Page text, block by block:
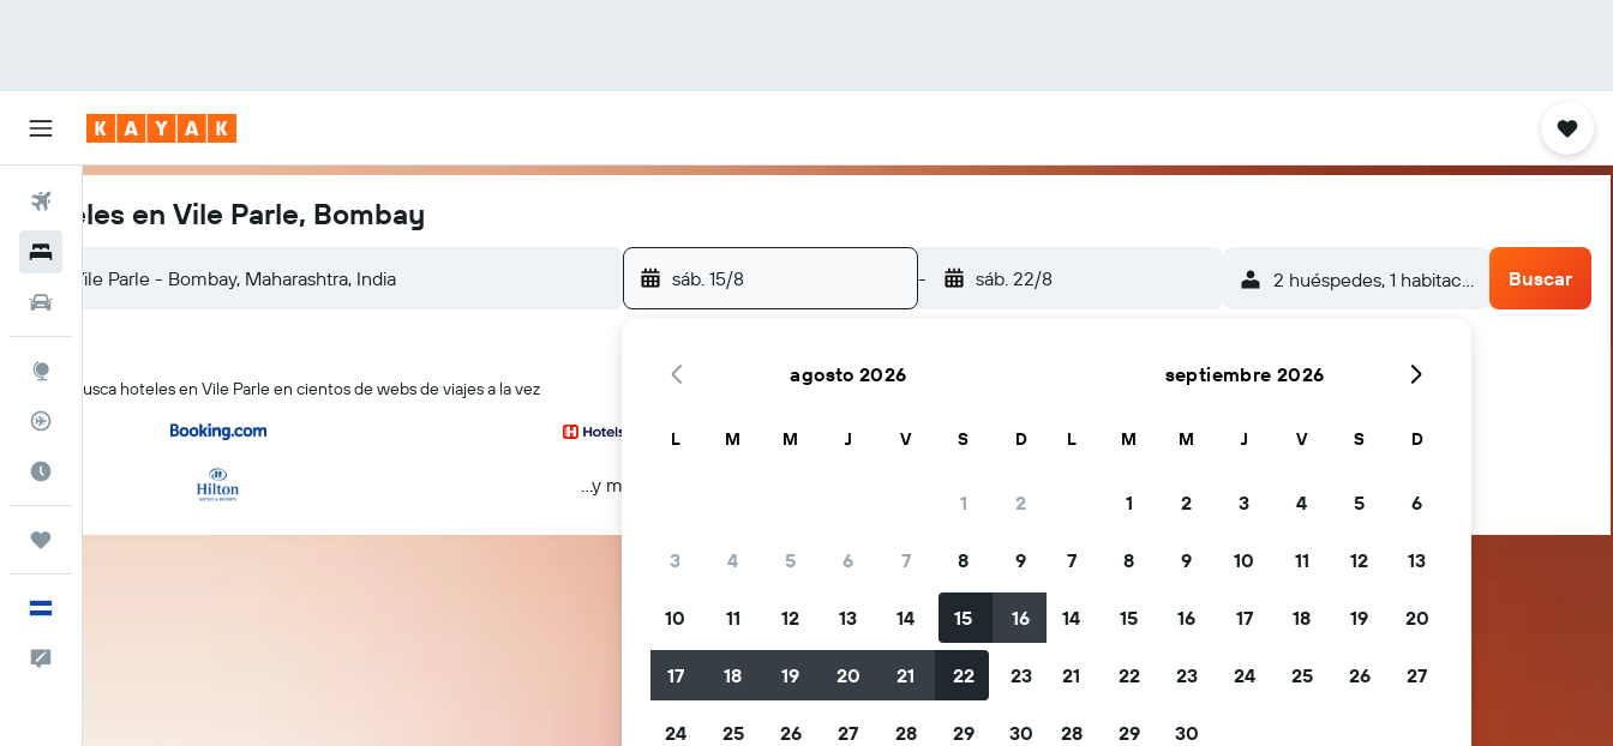
Vuelos
Trips
Hoteles en Vile Parle, Bombay
sáb. 15/8 - sáb. 22/8 2 huéspedes, 1 habitación Buscar
KAYAK busca hoteles en Vile Parle en cientos de webs de viajes a la vez
...y más
agosto 2026
L M M J V S D
1 2
3 4 5 6 7 8 9
10 11 12 13 14 15 16
17 18 19 20 21 22 23
24 25 26 27 28 29 30
septiembre 2026
L M M J V S D
1 2 3 4 5 6
7 8 9 10 11 12 13
14 15 16 17 18 19 20
21 22 23 24 25 26 27
28 29 30